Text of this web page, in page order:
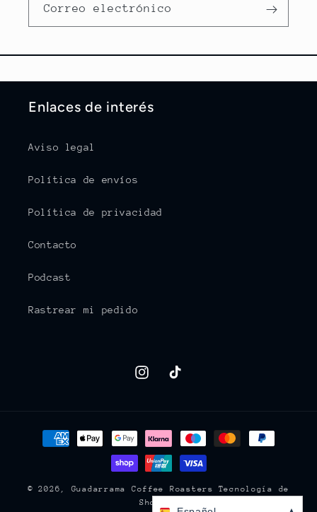
Correo electrónico
Enlaces de interés
Aviso legal
Política de envíos
Política de privacidad
Contacto
Podcast
Rastrear mi pedido
InstagramTikTok
Formas
© 2026, Guadarrama Coffee Roasters
Tecnología de
Shopify
▲